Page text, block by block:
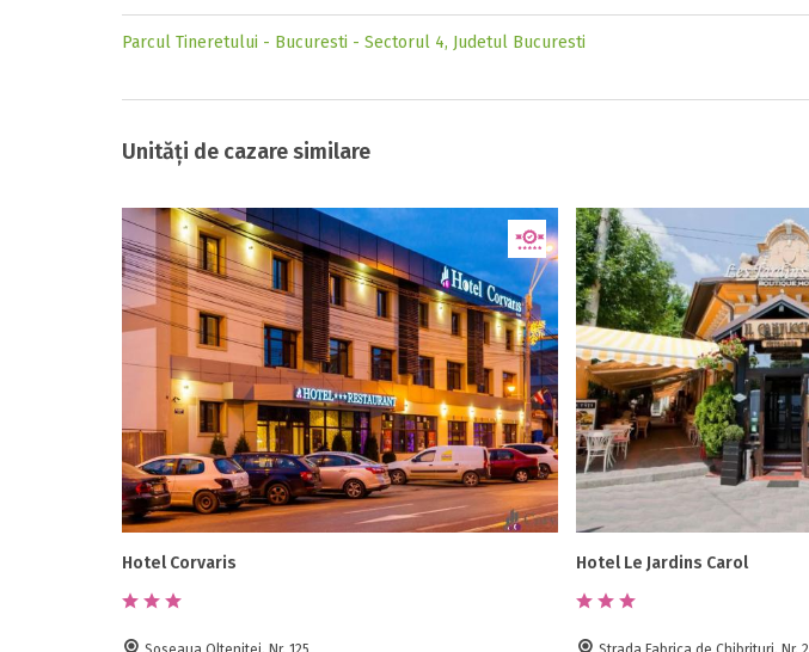
Parcul Tineretului - Bucuresti - Sectorul 4, Judetul Bucuresti
Unități de cazare similare
Hotel Corvaris Hotel Le Jardins Carol